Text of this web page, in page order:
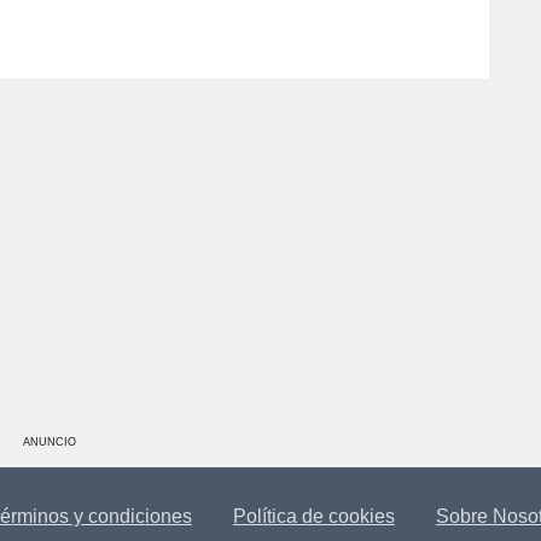
ANUNCIO
y condiciones Política de cookies Sobre